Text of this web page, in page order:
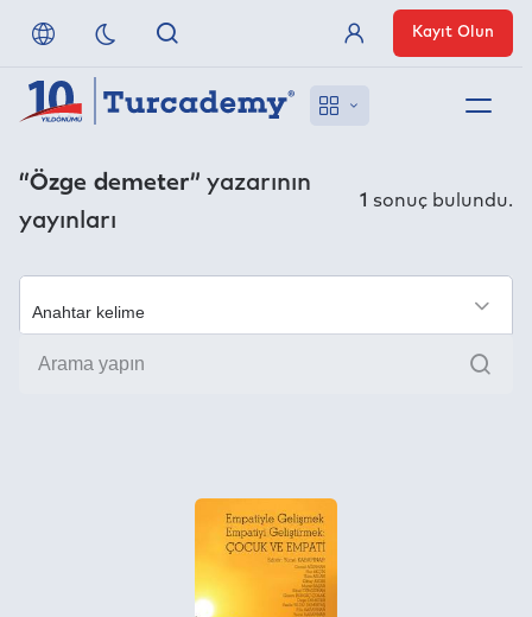
Referanslarımız
Uzaktan Erişim
Nasıl Erişirim
Üye Girişi
Kayıt Olun
“Özge demeter” yazarının
yayınları
1 sonuç bulundu.
Ara